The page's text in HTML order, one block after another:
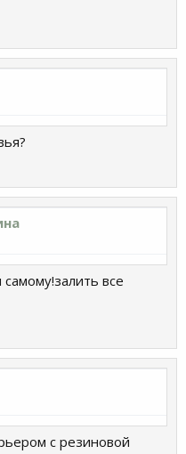
все
с резиновой